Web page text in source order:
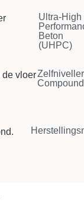
Ultra-High
Beton
(UHPC)
Compound